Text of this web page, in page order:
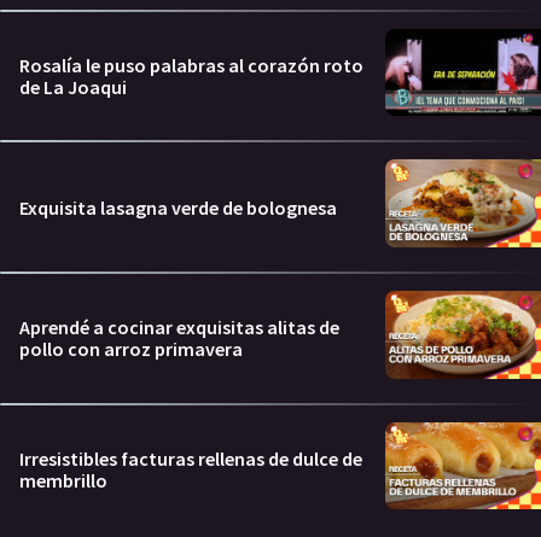
Rosalía le puso palabras al corazón roto
de La Joaqui
Exquisita lasagna verde de bolognesa
Aprendé a cocinar exquisitas alitas de
pollo con arroz primavera
Irresistibles facturas rellenas de dulce de
membrillo